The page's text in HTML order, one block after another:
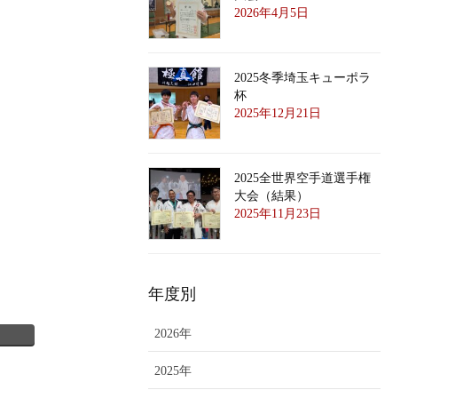
2026年4月5日
2025冬季埼玉キューポラ
杯
2025年12月21日
2025全世界空手道選手権
大会（結果）
2025年11月23日
年度別
2026年
2025年